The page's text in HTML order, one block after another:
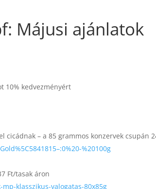
Májusi ajánlatok
10% kedvezményért
– a 85 grammos konzervek csupán
%20100g
Ft/tasak áron
klasszikus-valogatas-80x85g